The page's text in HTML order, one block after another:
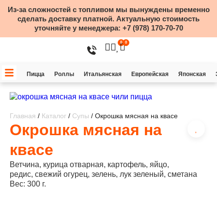
Из-за сложностей с топливом мы вынуждены временно
сделать доставку платной. Актуальную стоимость
уточняйте у менеджера: +7 (978) 170-70-70
0 0
Пицца Роллы Итальянская Европейская Японская
Главная / Каталог / Супы / Окрошка мясная на квасе
Окрошка мясная на
квасе
Ветчина, курица отварная, картофель, яйцо,
редис, свежий огурец, зелень, лук зеленый, сметана
Вес: 300 г.